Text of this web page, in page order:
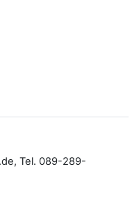
Tel. 089-289-